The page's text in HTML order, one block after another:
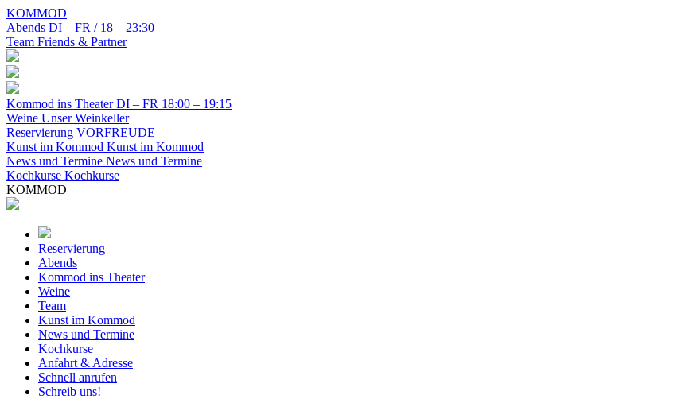
KOMMOD
Abends DI – FR / 18 – 23:30
Team Friends & Partner
Kommod ins Theater DI – FR 18:00 – 19:15
Weine Unser Weinkeller
Reservierung VORFREUDE
Kunst im Kommod Kunst im Kommod
News und Termine News und Termine
Kochkurse Kochkurse
KOMMOD
Reservierung
Abends
Kommod ins Theater
Weine
Team
Kunst im Kommod
News und Termine
Kochkurse
Anfahrt & Adresse
Schnell anrufen
Schreib uns!